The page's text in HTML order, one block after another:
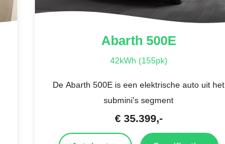
Abarth 500E
42kWh (155pk)
De Abarth 500E is een elektrische auto uit het
submini's segment
€ 35.399,-